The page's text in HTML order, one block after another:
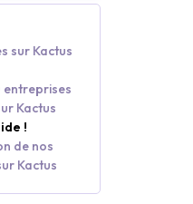
sur Kactus
Kactus
!
de nos
Kactus